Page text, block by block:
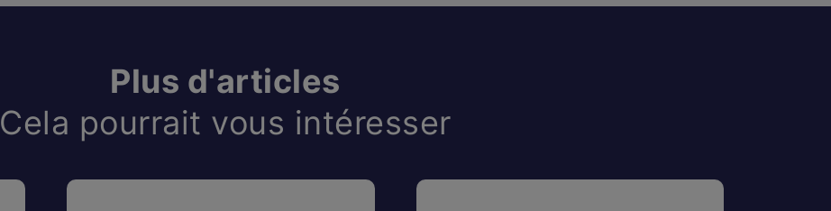
Plus d'articles
Cela pourrait vous intéresser